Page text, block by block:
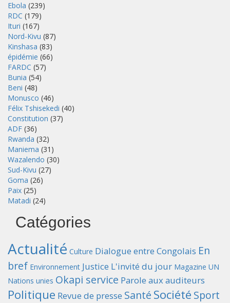
Ebola (239)
RDC (179)
Ituri (167)
Nord-Kivu (87)
Kinshasa (83)
épidémie (66)
FARDC (57)
Bunia (54)
Beni (48)
Monusco (46)
Félix Tshisekedi (40)
Constitution (37)
ADF (36)
Rwanda (32)
Maniema (31)
Wazalendo (30)
Sud-Kivu (27)
Goma (26)
Paix (25)
Matadi (24)
Catégories
Actualité Culture Dialogue entre Congolais En
bref Environnement Justice L'invité du jour Magazine UN
Nations unies Okapi service Parole aux auditeurs
Politique Revue de presse Santé Société Sport